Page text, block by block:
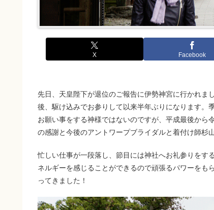
X Facebook
先日、天皇陛下が退位のご報告に伊勢神宮に行かれま
後、駆け込みでお参りして以来半年ぶりになります。
お願い事をする神様ではないのですが、平成最後か
の感謝と今後のアントワープブライダルと着付け師杉
忙しい仕事が一段落し、節目には神社へお礼参りをす
ネルギーを感じることができるので頑張るパワーをも
ってきました！